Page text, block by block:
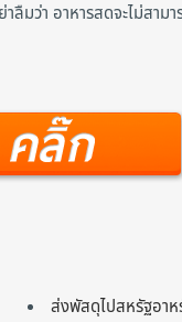
ลืมว่า อาหารสดจะไม่สาม
ส่งพัสดุไปสหรัฐอาห